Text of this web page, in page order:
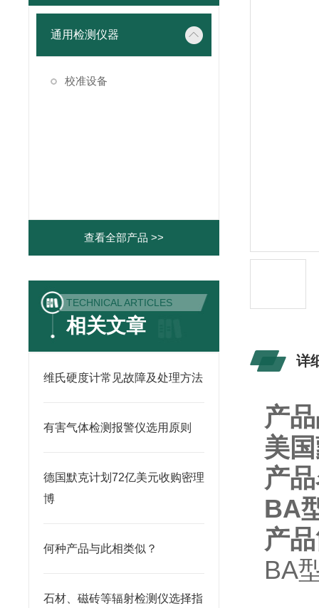
通用检测仪器
校准设备
查看全部产品 >>
TECHNICAL ARTICLES
相关文章
维氏硬度计常见故障及处理方法
有害气体检测报警仪选用原则
德国默克计划72亿美元收购密理
博
何种产品与此相类似？
石材、磁砖等辐射检测仪选择指
详
产
美
产
BA
产
BA